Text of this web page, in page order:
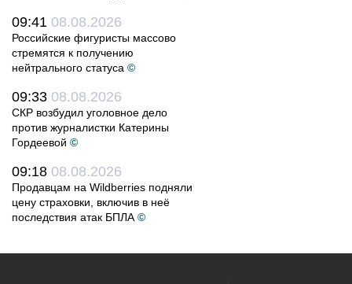
09:41 08.08.2026
Российские фигуристы массово
стремятся к получению
нейтрального статуса ©
09:33 08.08.2026
СКР возбудил уголовное дело
против журналистки Катерины
Гордеевой ©
09:18 08.08.2026
Продавцам на Wildberries подняли
цену страховки, включив в неё
последствия атак БПЛА ©